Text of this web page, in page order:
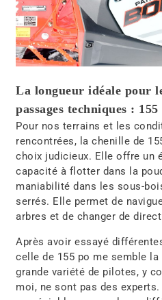
La longueur idéale pour
passages techniques : 155
Pour nos terrains et les
rencontrées, la chenille de
choix judicieux. Elle offre un
capacité à flotter dans la
maniabilité dans les sous-
serrés. Elle permet de
arbres et de changer de
Après avoir essayé
celle de 155 po me semble
grande variété de pilotes, y
moi, ne sont pas des